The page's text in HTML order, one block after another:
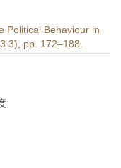
Political Behaviour in
pp. 172–188.